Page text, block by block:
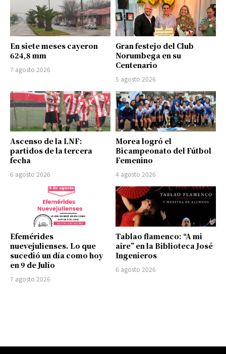
En siete meses cayeron
624,8 mm
7 agosto 2026
Gran festejo del Club
Norumbega en su
Centenario
5 agosto 2026
Ascenso de la LNF:
partidos de la tercera
fecha
6 agosto 2026
Morea logró el
Bicampeonato del Fútbol
Femenino
4 agosto 2026
Efemérides
nuevejulienses. Lo que
sucedió un día como hoy
en 9 de Julio
7 agosto 2026
Tablao flamenco: “A mi
aire” en la Biblioteca José
Ingenieros
6 agosto 2026